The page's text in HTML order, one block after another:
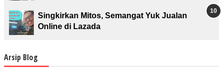
Singkirkan Mitos, Semangat Yuk Jualan
Online di Lazada
Arsip Blog